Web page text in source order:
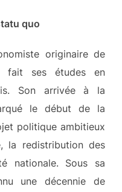
quo
originaire de
fait ses études en
Son arrivée à la
le début de la
politique ambitieux
la redistribution des
nationale. Sous sa
une décennie de